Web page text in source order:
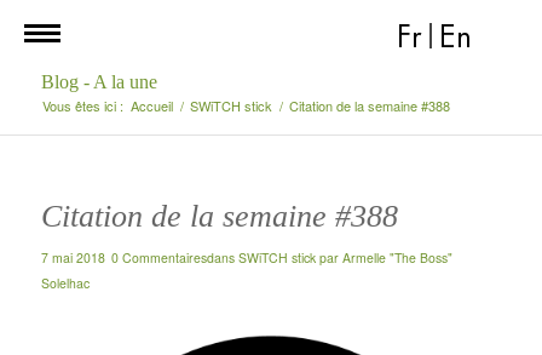
Fr En
Blog - A la une
Vous êtes ici : Accueil / SWiTCH stick / Citation de la semaine #388
Citation de la semaine #388
7 mai 2018 0 Commentairesdans SWiTCH stick par Armelle "The Boss"
Solelhac